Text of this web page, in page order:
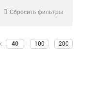
Сбросить фильтры
40 100 200